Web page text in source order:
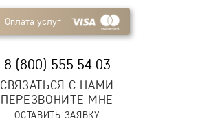
Оплата услуг
8 (800) 555 54 03
СВЯЗАТЬСЯ С НАМИ
ПЕРЕЗВОНИТЕ МНЕ
ОСТАВИТЬ ЗАЯВКУ